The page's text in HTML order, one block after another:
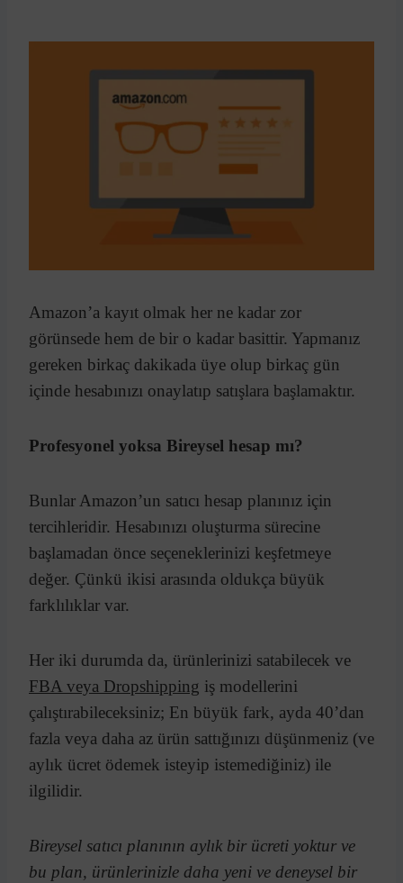
Amazon’a kayıt olmak her ne kadar zor
görünsede hem de bir o kadar basittir. Yapmanız
gereken birkaç dakikada üye olup birkaç gün
içinde hesabınızı onaylatıp satışlara başlamaktır.
Profesyonel yoksa Bireysel hesap mı?
Bunlar Amazon’un satıcı hesap planınız için
tercihleridir. Hesabınızı oluşturma sürecine
başlamadan önce seçeneklerinizi keşfetmeye
değer. Çünkü ikisi arasında oldukça büyük
farklılıklar var.
Her iki durumda da, ürünlerinizi satabilecek ve
FBA veya Dropshipping iş modellerini
çalıştırabileceksiniz; En büyük fark, ayda 40’dan
fazla veya daha az ürün sattığınızı düşünmeniz (ve
aylık ücret ödemek isteyip istemediğiniz) ile
ilgilidir.
Bireysel satıcı planının aylık bir ücreti yoktur ve
bu plan, ürünlerinizle daha yeni ve deneysel bir